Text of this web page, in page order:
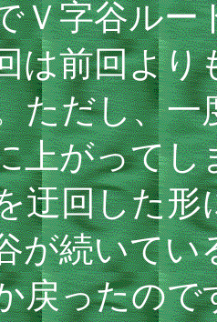
Ｖ字谷ルー
は前回より
ただし、一
上がってし
迂回した
が続いてい
戻ったの